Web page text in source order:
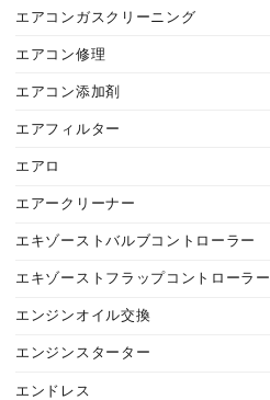
エアコンガスクリーニング
エアコン修理
エアコン添加剤
エアフィルター
エアロ
エアークリーナー
エキゾーストバルブコントローラー
エキゾーストフラップコントローラー
エンジンオイル交換
エンジンスターター
エンドレス